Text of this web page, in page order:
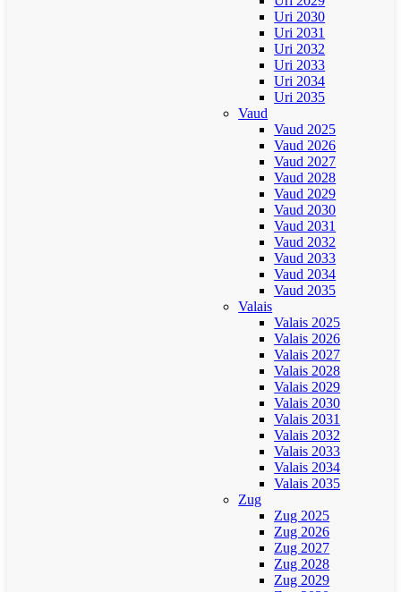
Uri 2030
Uri 2031
Uri 2032
Uri 2033
Uri 2034
Uri 2035
Vaud
Vaud 2025
Vaud 2026
Vaud 2027
Vaud 2028
Vaud 2029
Vaud 2030
Vaud 2031
Vaud 2032
Vaud 2033
Vaud 2034
Vaud 2035
Valais
Valais 2025
Valais 2026
Valais 2027
Valais 2028
Valais 2029
Valais 2030
Valais 2031
Valais 2032
Valais 2033
Valais 2034
Valais 2035
Zug
Zug 2025
Zug 2026
Zug 2027
Zug 2028
Zug 2029